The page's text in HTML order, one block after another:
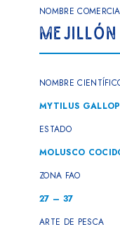
NOMBRE
MEJILLÓN
NOMBRE
MYTILUS
ESTADO
MOLUSCO
ZONA FAO
27 – 37
ARTE DE PESCA